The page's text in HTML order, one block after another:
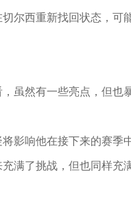
尔西重新找回状态，可
虽然有一些亮点，但也
影响他在接下来的赛季
满了挑战，但也同样充